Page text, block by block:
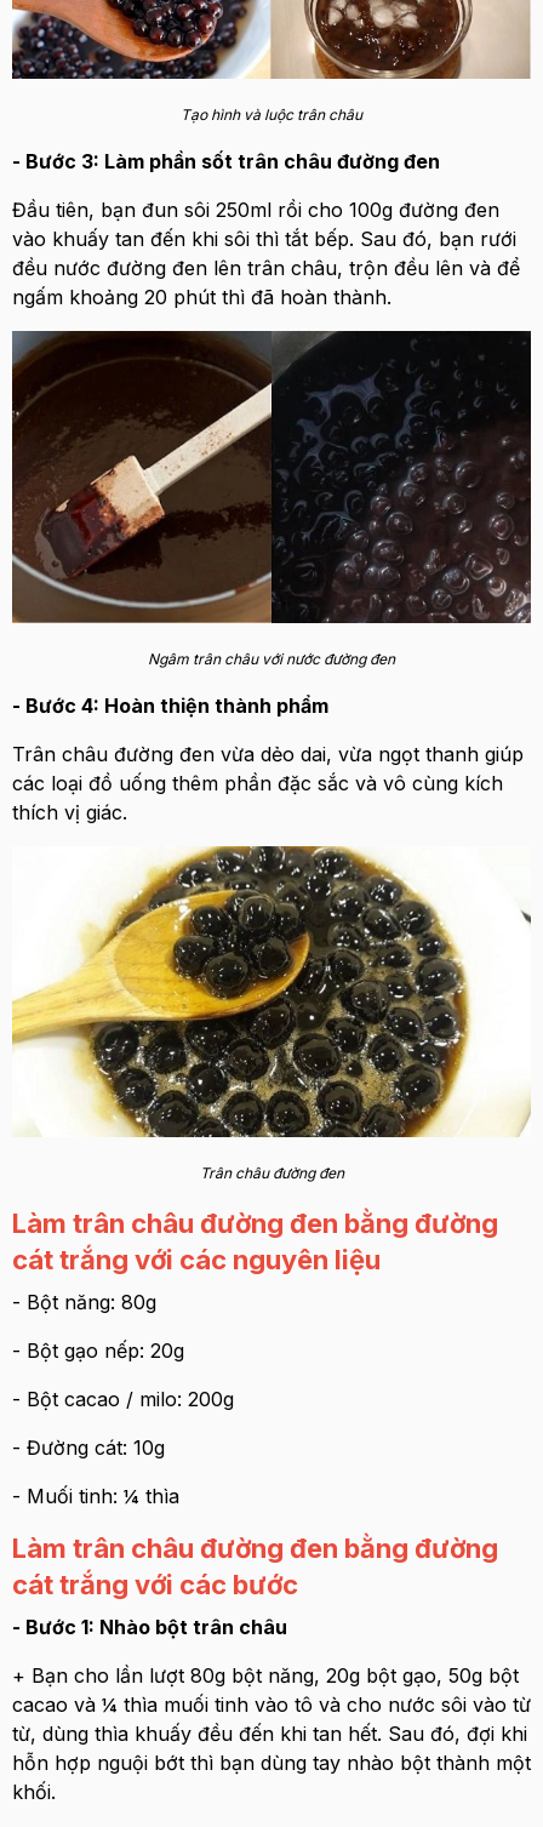
Tạo hình và luộc trân châu
- Bước 3: Làm phần sốt trân châu đường đen
Đầu tiên, bạn đun sôi 250ml rồi cho 100g đường đen
vào khuấy tan đến khi sôi thì tắt bếp. Sau đó, bạn rưới
đều nước đường đen lên trân châu, trộn đều lên và để
ngấm khoảng 20 phút thì đã hoàn thành.
Ngâm trân châu với nước đường đen
- Bước 4: Hoàn thiện thành phẩm
Trân châu đường đen vừa dẻo dai, vừa ngọt thanh giúp
các loại đồ uống thêm phần đặc sắc và vô cùng kích
thích vị giác.
Trân châu đường đen
Làm trân châu đường đen bằng đường
cát trắng với các nguyên liệu
- Bột năng: 80g
- Bột gạo nếp: 20g
- Bột cacao / milo: 200g
- Đường cát: 10g
- Muối tinh: ¼ thìa
Làm trân châu đường đen bằng đường
cát trắng với các bước
- Bước 1: Nhào bột trân châu
+ Bạn cho lần lượt 80g bột năng, 20g bột gạo, 50g bột
cacao và ¼ thìa muối tinh vào tô và cho nước sôi vào từ
từ, dùng thìa khuấy đều đến khi tan hết. Sau đó, đợi khi
hỗn hợp nguội bớt thì bạn dùng tay nhào bột thành một
khối.